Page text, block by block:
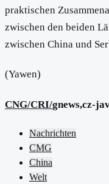
praktischen
zwischen den beiden
zwischen China und
(Yawen)
CNG/CRI/gnews,cz-
Nachrichten
CMG
China
Welt